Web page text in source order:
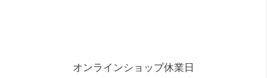
オンラインショップ休業日